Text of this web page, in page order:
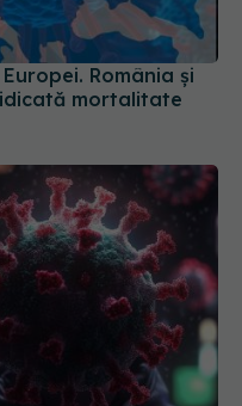
România și
mortalitate